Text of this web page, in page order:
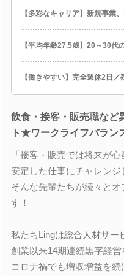
【多彩なキャリア】新規事業
【平均年齢27.5歳】20～30代
【働きやすい】完全週休2日
飲食・接客・販売職など
ト★ワークライフバラン
「接客・販売では将来が心
安定した仕事にチャレンジ
そんな先輩たちが続々と
す！
私たちLingは総合人材サー
創業以来14期連続黒字経営
コロナ禍でも増収増益を続